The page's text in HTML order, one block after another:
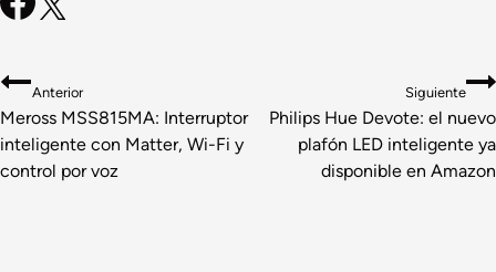
Navegación
de
entradas
Anterior
Meross MSS815MA: Interruptor
inteligente con Matter, Wi-Fi y
control por voz
Siguiente
Philips Hue Devote: el nuevo
plafón LED inteligente ya
disponible en Amazon